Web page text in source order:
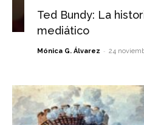
Ted Bundy: La
mediático
Mónica G. Álvarez - 24